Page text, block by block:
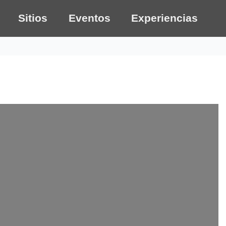
Sitios Eventos Experiencias